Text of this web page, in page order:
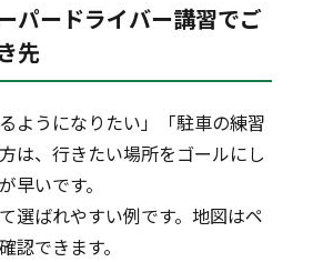
パードライバー講習でご
先
ようになりたい」「駐車の練習
は、行きたい場所をゴールにし
早いです。
選ばれやすい例です。地図はペ
認できます。